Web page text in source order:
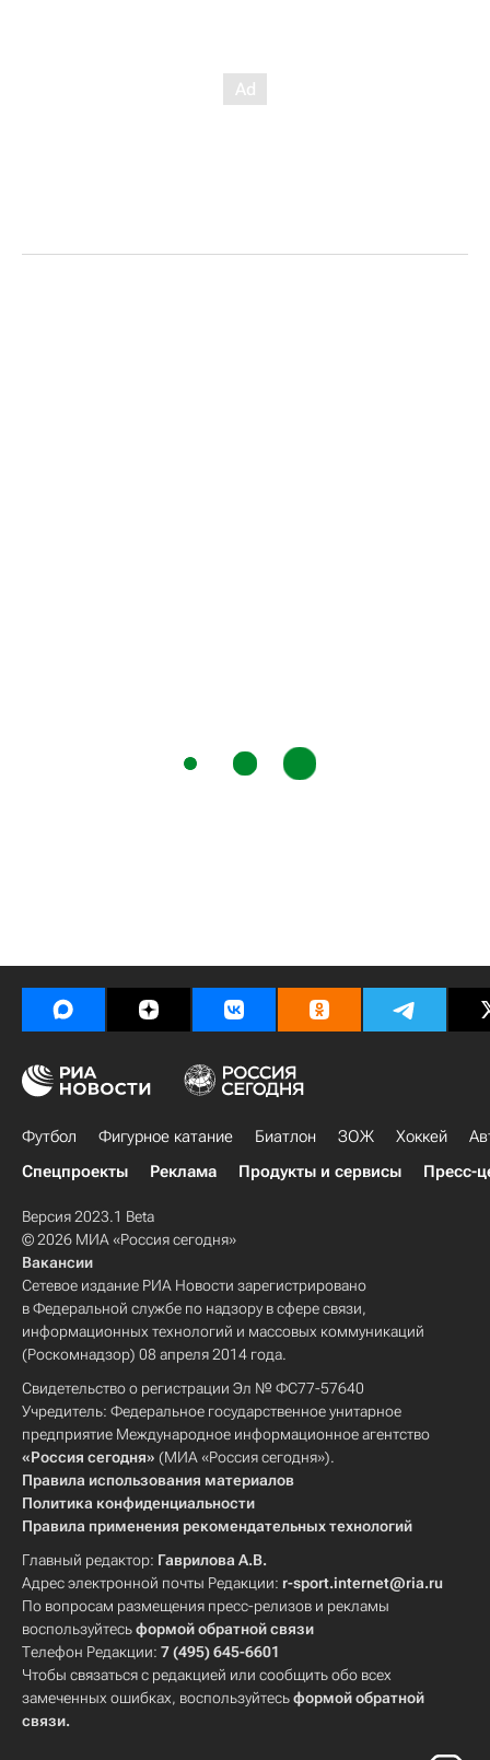
Футбол Фигурное катание Биатлон ЗОЖ Хоккей
Спецпроекты
Реклама Продукты и сервисы Пресс-
Версия 2023.1 Beta
© 2026 МИА «Россия сегодня»
Вакансии
Сетевое издание РИА Новости зарегистрировано
в Федеральной службе по надзору в сфере связи,
информационных технологий и массовых коммуникаций
(Роскомнадзор) 08 апреля 2014 года.
Свидетельство о регистрации Эл № ФС77-57640
Учредитель: Федеральное государственное унитарное
предприятие Международное информационное агентство
«Россия сегодня» (МИА «Россия сегодня»).
Правила использования материалов
Политика конфиденциальности
Правила применения рекомендательных технологий
Главный редактор: Гаврилова А.В.
Адрес электронной почты Редакции: r-sport.internet@ria.ru
По вопросам размещения пресс-релизов и рекламы
воспользуйтесьформой обратной связи
Телефон Редакции: 7 (495) 645-6601
Чтобы связаться с редакцией или сообщить обо всех
замеченных ошибках, воспользуйтесьформой обратной
связи.